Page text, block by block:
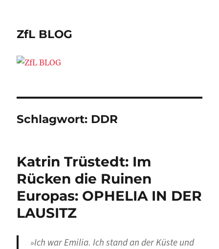
ZfL BLOG
Schlagwort: DDR
Katrin Trüstedt: Im
Rücken die Ruinen
Europas: OPHELIA IN DER
LAUSITZ
»Ich war Emilia. Ich stand an der Küste und